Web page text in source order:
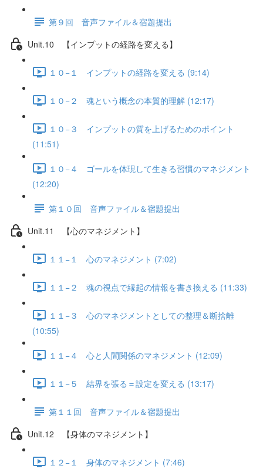
第９回 音声ファイル＆宿題提出
Unit.10 【インプットの経路を変える】
１０−１ インプットの経路を変える (9:14)
１０−２ 魂という概念の本質的理解 (12:17)
１０−３ インプットの質を上げるためのポイント
(11:51)
１０−４ ゴールを体現して生きる習慣のマネジメント
(12:20)
第１０回 音声ファイル＆宿題提出
Unit.11 【心のマネジメント】
１１−１ 心のマネジメント (7:02)
１１−２ 魂の視点で縁起の情報を書き換える (11:33)
１１−３ 心のマネジメントとしての整理＆断捨離
(10:55)
１１−４ 心と人間関係のマネジメント (12:09)
１１−５ 結界を張る＝設定を変える (13:17)
第１１回 音声ファイル＆宿題提出
Unit.12 【身体のマネジメント】
１２−１ 身体のマネジメント (7:46)